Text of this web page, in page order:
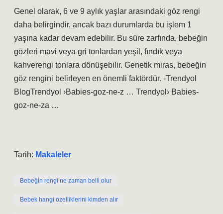
Genel olarak, 6 ve 9 aylık yaşlar arasındaki göz rengi
daha belirgindir, ancak bazı durumlarda bu işlem 1
yaşına kadar devam edebilir. Bu süre zarfında, bebeğin
gözleri mavi veya gri tonlardan yeşil, fındık veya
kahverengi tonlara dönüşebilir. Genetik miras, bebeğin
göz rengini belirleyen en önemli faktördür. -Trendyol
BlogTrendyol ›Babies-goz-ne-z … Trendyol› Babies-
goz-ne-za …
Tarih: Makaleler
Bebeğin rengi ne zaman belli olur
Bebek hangi özelliklerini kimden alır